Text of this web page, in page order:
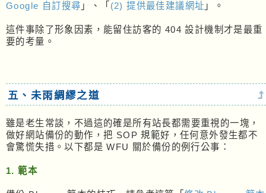
Google 自訂搜尋 」、「 (2) 提供最佳建議網址 」。
這件事除了形象因素，能留住訪客的 404 設計機制才是最重
要的考量。
五、未雨綢繆之道
雖是老生常談，不過這的確是所有站長都需要重視的一塊，
做好網站備份的動作，把 SOP 規範好，任何意外發生都不
會驚慌失措。以下都是 WFU 關於備份的例行公事：
1. 範本